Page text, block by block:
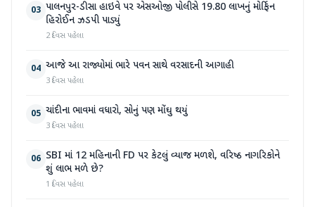
03 પાલનપુર-ડીસા હાઇવે પર એસઓજી પોલીસે 19.80 લાખનું મોર્ફિન
હિરોઈન ઝડપી પાડ્યું
2 દિવસ પહેલા
04 આજે આ રાજ્યોમાં ભારે પવન સાથે વરસાદની આગાહી
3 દિવસ પહેલા
05 ચાંદીના ભાવમાં વધારો, સોનું પણ મોંઘુ થયું
3 દિવસ પહેલા
06 SBI માં 12 મહિનાની FD પર કેટલું વ્યાજ મળશે, વરિષ્ઠ નાગરિકોને
શું લાભ મળે છે?
1 દિવસ પહેલા